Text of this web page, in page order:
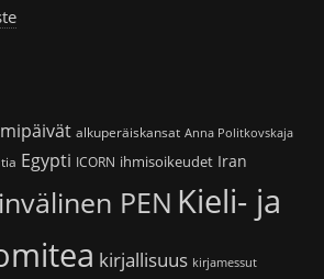
alkuperäiskansat Anna Politkovskaja
Egypti ICORN ihmisoikeudet Iran
PEN Kieli- ja
kirjallisuus kirjamessut